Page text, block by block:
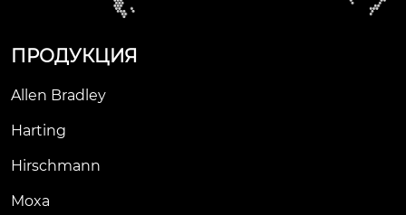
ПРОДУКЦИЯ
Allen Bradley
Harting
Hirschmann
Moxa